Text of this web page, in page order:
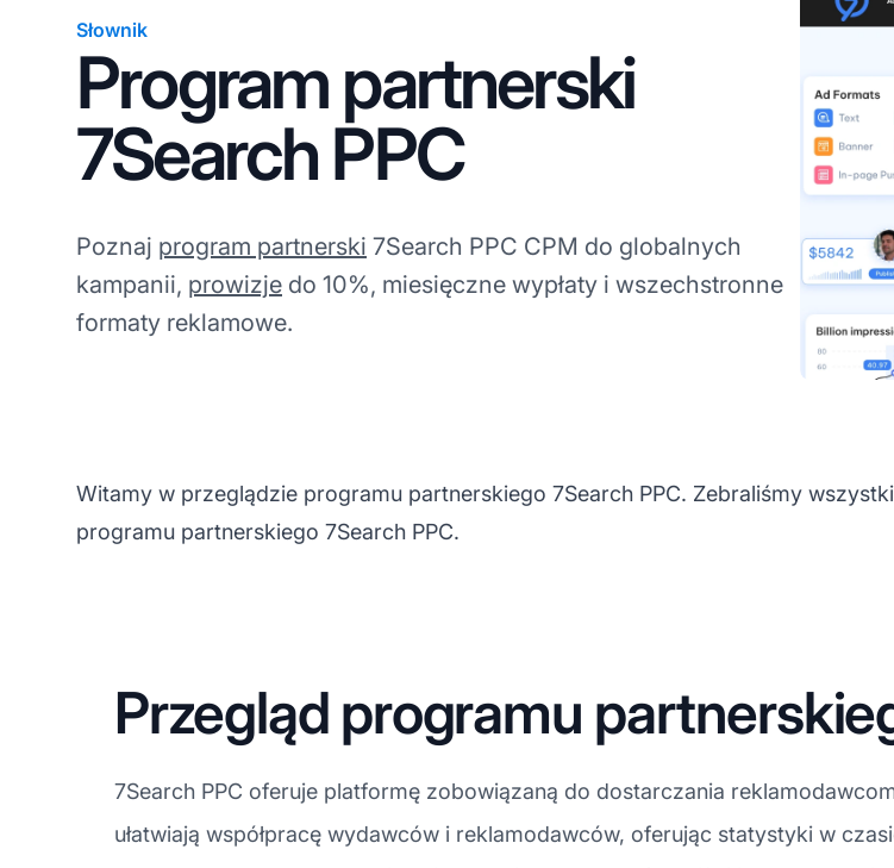
Słownik
Program partnerski
7Search PPC
Poznaj program partnerski 7Search PPC CPM do globalnych
kampanii, prowizje do 10%, miesięczne wypłaty i wszechstronne
formaty reklamowe.
Witamy w przeglądzie programu partnerskiego 7Search PPC. Zebraliśmy
programu partnerskiego 7Search PPC.
Przegląd programu
7Search PPC oferuje platformę zobowiązaną do dostarczania
ułatwiają współpracę wydawców i reklamodawców, oferując statystyki w